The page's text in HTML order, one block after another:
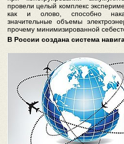
провели целый комплекс
как и олово, способно
значительные объемы
прочему минимизированной
В России создана система